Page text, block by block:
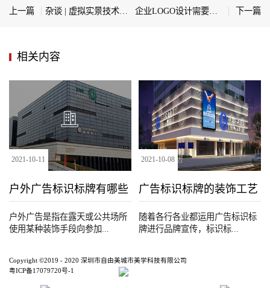
上一篇 杂谈 | 虚拟实景技术在数字化导视系统中的应用探索 下一篇
相关内容
户外广告标识标牌有哪些
种类
2021-10-11
户外广告是指在露天或公共场所
使用某种装饰手段向参加...
广告标识标牌的装饰工艺
2021-10-08
随着各行各业都运用广告标识标
牌进行品牌宣传，标识标...
Copyright ©2019 - 2020 深圳市自由美城市美学科技有限公司
粤ICP备17079720号-1